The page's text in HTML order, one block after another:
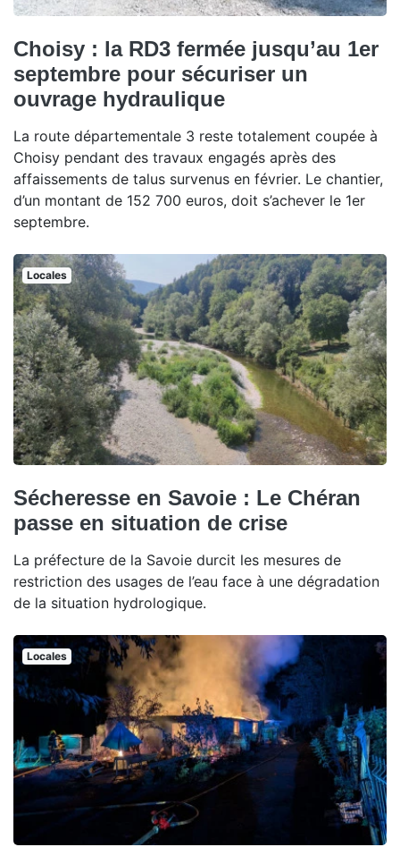
Choisy : la RD3 fermée jusqu’au 1er
septembre pour sécuriser un
ouvrage hydraulique
La route départementale 3 reste totalement coupée à
Choisy pendant des travaux engagés après des
affaissements de talus survenus en février. Le chantier,
d’un montant de 152 700 euros, doit s’achever le 1er
septembre.
Locales
Sécheresse en Savoie : Le Chéran
passe en situation de crise
La préfecture de la Savoie durcit les mesures de
restriction des usages de l’eau face à une dégradation
de la situation hydrologique.
Locales